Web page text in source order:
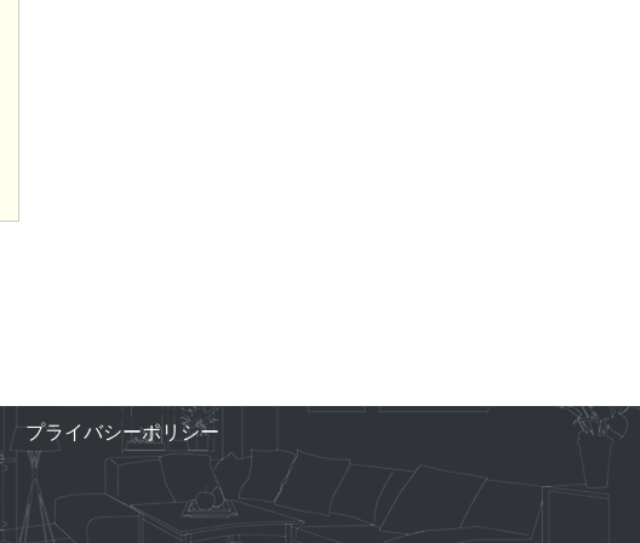
プライバシーポリシー